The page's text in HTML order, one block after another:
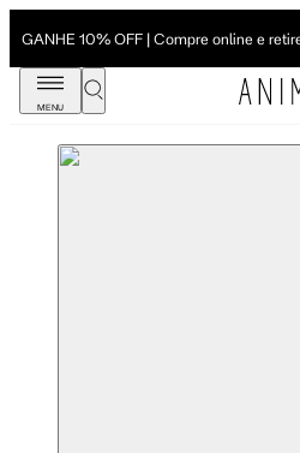
GANHE 10% OFF | Compre online e
MENU